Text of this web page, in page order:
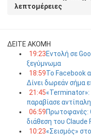
λεπτομέρειες
ΔΕΙΤΕ ΑΚΟΜΗ
19:23Εντολή σε
ξεγύμνωμα
18:59Το Facebook
Δίνει δωρεάν σήμα
21:45«Terminator»:
παραβίασε
06:59Πρωτοφανές:
διάθεση του Claude
10:23«Σεισμός»